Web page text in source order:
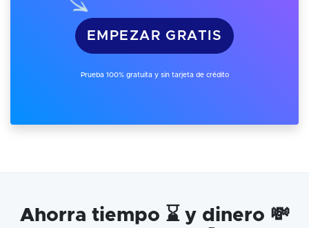
EMPEZAR GRATIS
Prueba 100% gratuita y sin tarjeta de crédito
Ahorra tiempo ⌛ y dinero 💸